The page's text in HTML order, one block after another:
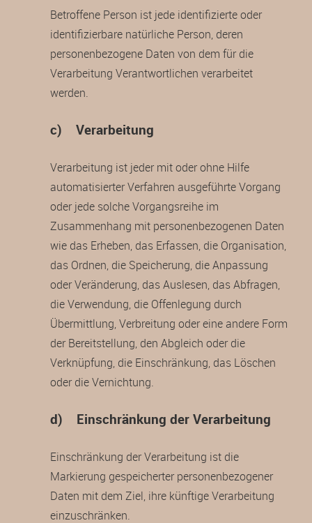
Betroffene Person ist jede identifizierte oder
identifizierbare natürliche Person, deren
personenbezogene Daten von dem für die
Verarbeitung Verantwortlichen verarbeitet
werden.
c) Verarbeitung
Verarbeitung ist jeder mit oder ohne Hilfe
automatisierter Verfahren ausgeführte Vorgang
oder jede solche Vorgangsreihe im
Zusammenhang mit personenbezogenen Daten
wie das Erheben, das Erfassen, die Organisation,
das Ordnen, die Speicherung, die Anpassung
oder Veränderung, das Auslesen, das Abfragen,
die Verwendung, die Offenlegung durch
Übermittlung, Verbreitung oder eine andere Form
der Bereitstellung, den Abgleich oder die
Verknüpfung, die Einschränkung, das Löschen
oder die Vernichtung.
d) Einschränkung der Verarbeitung
Einschränkung der Verarbeitung ist die
Markierung gespeicherter personenbezogener
Daten mit dem Ziel, ihre künftige Verarbeitung
einzuschränken.